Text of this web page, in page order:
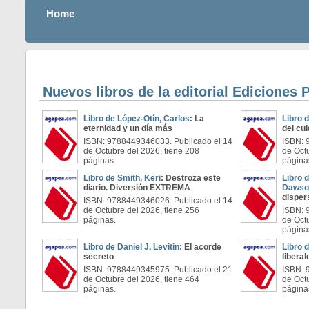
Home
Nuevos libros de la editorial Ediciones
Libro de López-Otín, Carlos: La
eternidad y un día más
ISBN: 9788449346033. Publicado el 14
de Octubre del 2026, tiene 208
páginas.
Libro
del
ISBN:
de
Libro de Smith, Keri: Destroza este
diario. Diversión EXTREMA
ISBN: 9788449346026. Publicado el 14
de Octubre del 2026, tiene 256
páginas.
Libro
ISBN:
de
Libro de Daniel J. Levitin: El acorde
secreto
ISBN: 9788449345975. Publicado el 21
de Octubre del 2026, tiene 464
páginas.
Libro
ISBN:
de